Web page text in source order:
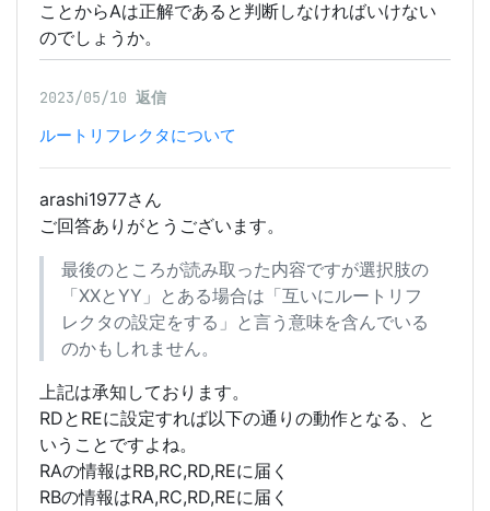
ことからAは正解であると判断しなければいけない
のでしょうか。
2023/05/10 返信
ルートリフレクタについて
arashi1977さん
ご回答ありがとうございます。
最後のところが読み取った内容ですが選択肢の
「XXとYY」とある場合は「互いにルートリフ
レクタの設定をする」と言う意味を含んでいる
のかもしれません。
上記は承知しております。
RDとREに設定すれば以下の通りの動作となる、と
いうことですよね。
RAの情報はRB,RC,RD,REに届く
RBの情報はRA,RC,RD,REに届く